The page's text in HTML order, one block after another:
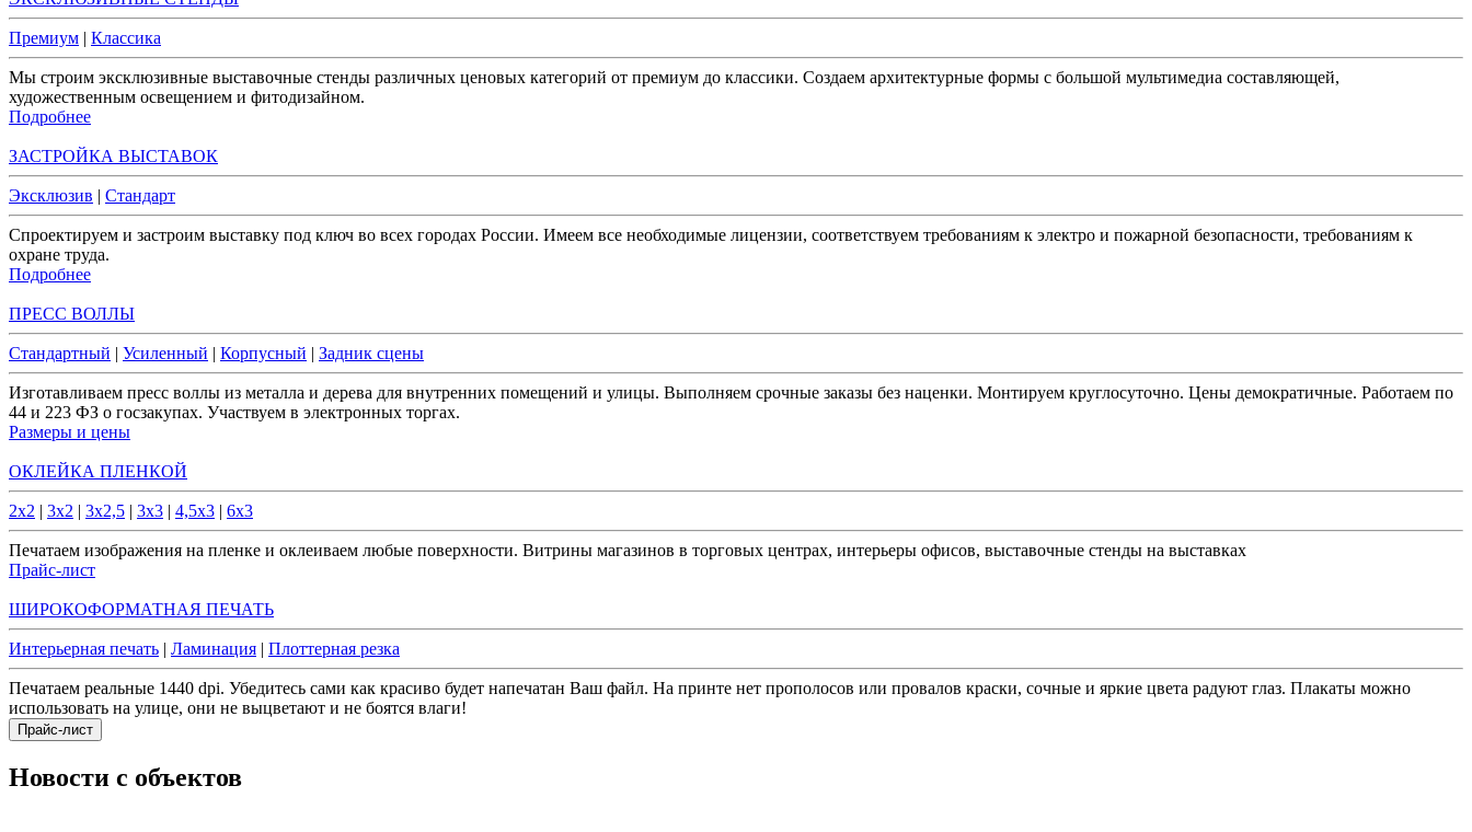
Премиум | Классика
Мы строим эксклюзивные выставочные стенды различных ценовых категорий от премиум до классики. Создаем архитектурные формы с большой мультимедиа составляющей,
художественным освещением и фитодизайном.
Подробнее
ЗАСТРОЙКА ВЫСТАВОК
Эксклюзив | Стандарт
Спроектируем и застроим выставку под ключ во всех городах России. Имеем все необходимые лицензии, соответствуем требованиям к электро и пожарной безопасности, требованиям к
охране труда.
Подробнее
ПРЕСС ВОЛЛЫ
Стандартный | Усиленный | Корпусный | Задник сцены
Изготавливаем пресс воллы из металла и дерева для внутренних помещений и улицы. Выполняем срочные заказы без наценки. Монтируем круглосуточно. Цены демократичные. Работаем по
44 и 223 ФЗ о госзакупах. Участвуем в электронных торгах.
Размеры и цены
ОКЛЕЙКА ПЛЕНКОЙ
2x2 | 3x2 | 3x2,5 | 3x3 | 4,5x3 | 6x3
Печатаем изображения на пленке и оклеиваем любые поверхности. Витрины магазинов в торговых центрах, интерьеры офисов, выставочные стенды на выставках
Прайс-лист
ШИРОКОФОРМАТНАЯ ПЕЧАТЬ
Интерьерная печать | Ламинация | Плоттерная резка
Печатаем реальные 1440 dpi. Убедитесь сами как красиво будет напечатан Ваш файл. На принте нет прополосов или провалов краски, сочные и яркие цвета радуют глаз. Плакаты можно
использовать на улице, они не выцветают и не боятся влаги!
Прайс-лист
Новости с объектов